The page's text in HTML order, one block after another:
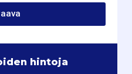
hintoja